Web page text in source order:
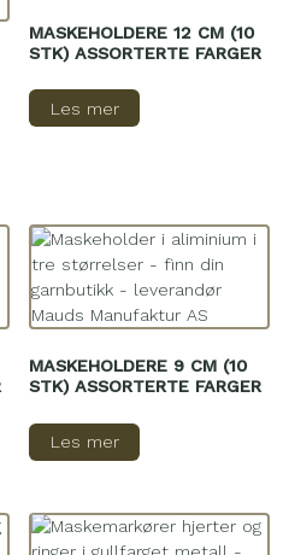
MASKEHOLDERE 12 CM (10
STK) ASSORTERTE FARGER
Les mer
MASKEHOLDERE 9 CM (10
STK) ASSORTERTE FARGER
Les mer